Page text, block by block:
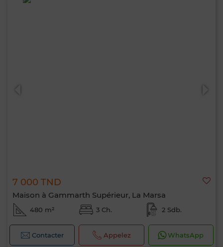
7 000 TND
Maison à Gammarth Supérieur, La Marsa
480 m² 3 Ch. 2 Sdb.
Contacter Appelez WhatsApp